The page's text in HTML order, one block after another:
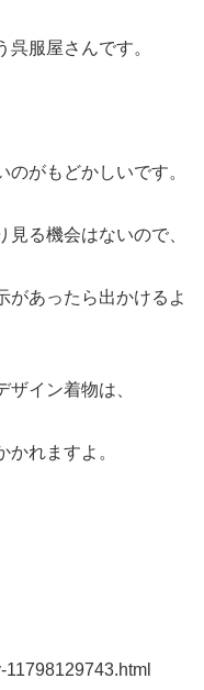
服屋さんです。
がもどかしいです。
る機会はないので、
があったら出かけるよ
イン着物は、
れますよ。